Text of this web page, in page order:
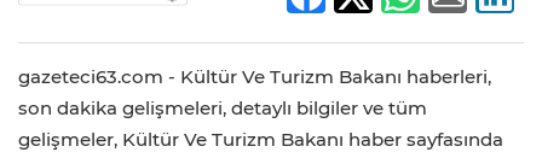
gazeteci63.com - Kültür Ve Turizm Bakanı haberleri,
son dakika gelişmeleri, detaylı bilgiler ve tüm
gelişmeler, Kültür Ve Turizm Bakanı haber sayfasında